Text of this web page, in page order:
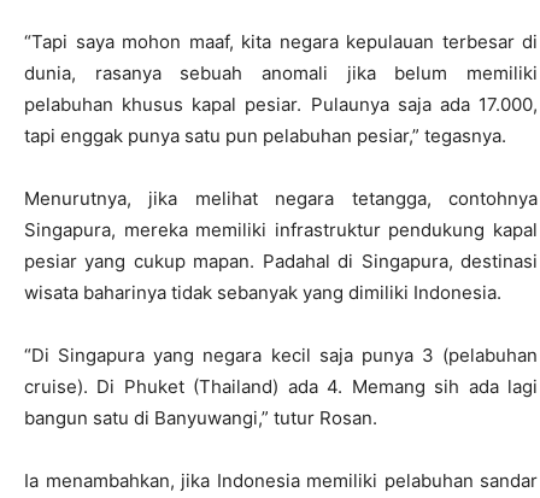
“Tapi saya mohon maaf, kita negara kepulauan terbesar di
dunia, rasanya sebuah anomali jika belum memiliki
pelabuhan khusus kapal pesiar. Pulaunya saja ada 17.000,
tapi enggak punya satu pun pelabuhan pesiar,” tegasnya.
Menurutnya, jika melihat negara tetangga, contohnya
Singapura, mereka memiliki infrastruktur pendukung kapal
pesiar yang cukup mapan. Padahal di Singapura, destinasi
wisata baharinya tidak sebanyak yang dimiliki Indonesia.
“Di Singapura yang negara kecil saja punya 3 (pelabuhan
cruise). Di Phuket (Thailand) ada 4. Memang sih ada lagi
bangun satu di Banyuwangi,” tutur Rosan.
Ia menambahkan, jika Indonesia memiliki pelabuhan sandar